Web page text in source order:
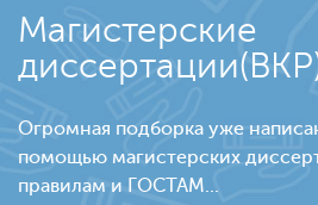
Магистерские
Огромная подборка уже
помощью магистерских
правилам и ГОСТАМ...